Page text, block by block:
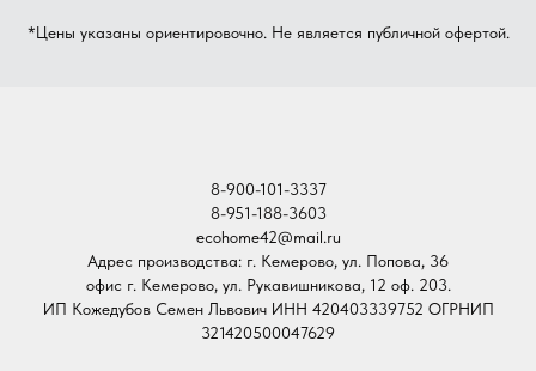
*Цены указаны ориентировочно. Не является публичной офертой.
8-900-101-3337
8-951-188-3603
ecohome42@mail.ru
Адрес производства: г. Кемерово, ул. Попова, 36
офис г. Кемерово, ул. Рукавишникова, 12 оф. 203.
ИП Кожедубов Семен Львович ИНН 420403339752 ОГРНИП
321420500047629